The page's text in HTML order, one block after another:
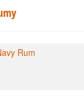
Rum